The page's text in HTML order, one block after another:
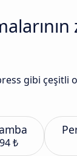
gibi çeşitli
₺